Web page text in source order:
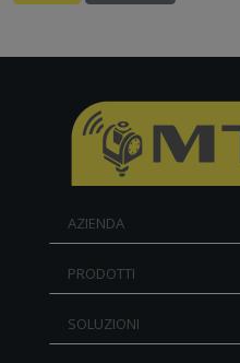
AZIENDA
PRODOTTI
SOLUZIONI